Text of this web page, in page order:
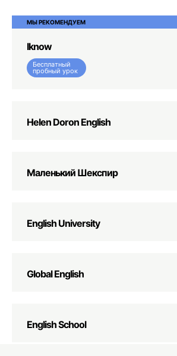
МЫ РЕКОМЕНДУЕМ
Iknow
Бесплатный
пробный урок
Helen Doron English
Маленький Шекспир
English University
Global English
English School